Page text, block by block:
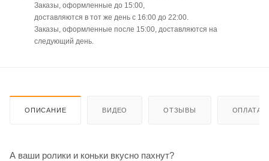
Заказы, оформленные до 15:00,
доставляются в тот же день с 16:00 до 22:00.
Заказы, оформленные после 15:00, доставляются на
следующий день.
ОПИСАНИЕ ВИДЕО ОТЗЫВЫ ОПЛАТА
А ваши ролики и коньки вкусно пахнут?